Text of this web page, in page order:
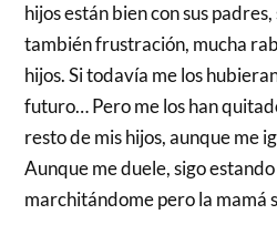
hijos están bien con sus
también frustración, mucha
hijos. Si todavía me los
futuro… Pero me los han
resto de mis hijos, aunque me
Aunque me duele, sigo
marchitándome pero la mamá